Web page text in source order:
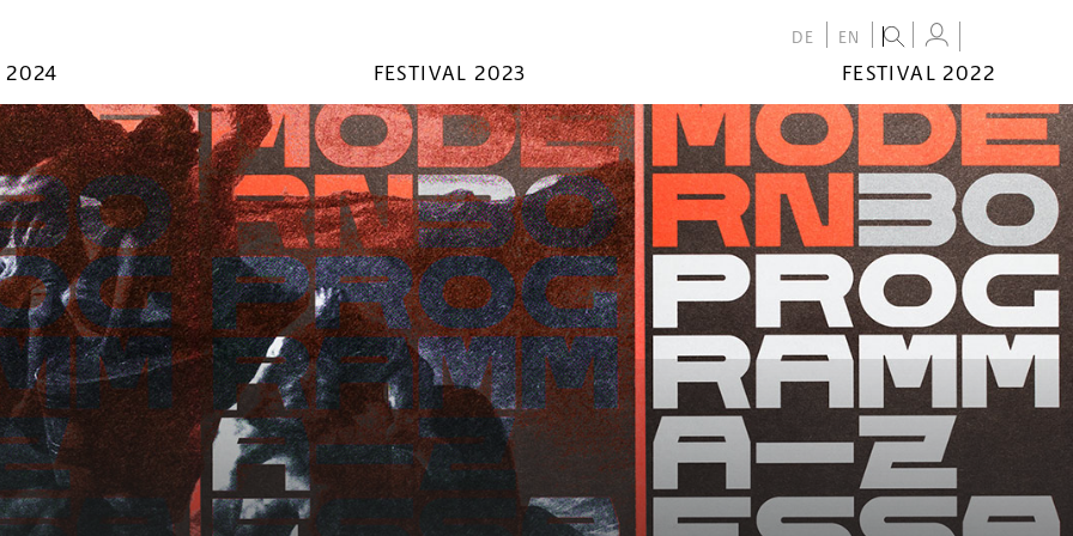
DE EN
2024 FESTIVAL 2023
FESTIVAL 2022
FESTIVAL
2022
CALENDAR
VENUES